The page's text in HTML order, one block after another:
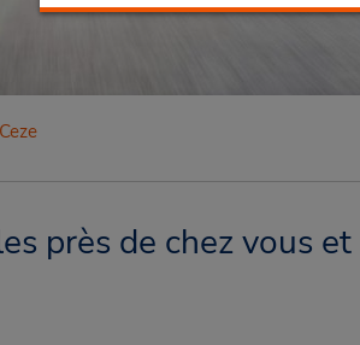
près de chez vous